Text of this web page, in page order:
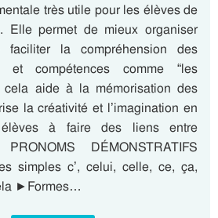
très utile pour les élèves de
Elle permet de mieux organiser
la compréhension des
et compétences comme “les
cela aide à la mémorisation des
la créativité et l’imagination en
élèves à faire des liens entre
DÉMONSTRATIFS
simples c’, celui, celle, ce, ça,
►Formes…